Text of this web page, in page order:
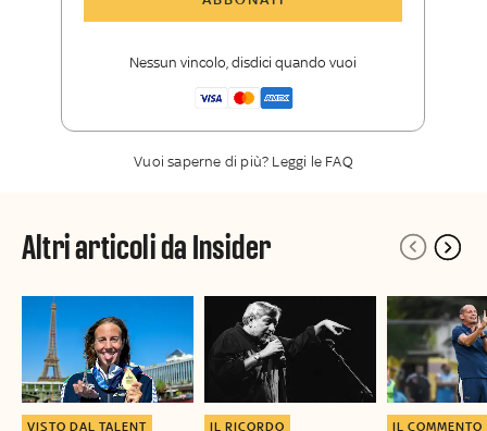
Sport
La newsletter esclusiva di Sky Sport
Nessun vincolo, disdici quando vuoi
Vuoi saperne di più? Leggi le FAQ
Altri articoli da Insider
VISTO DAL TALENT IL RICORDO IL COMMENTO